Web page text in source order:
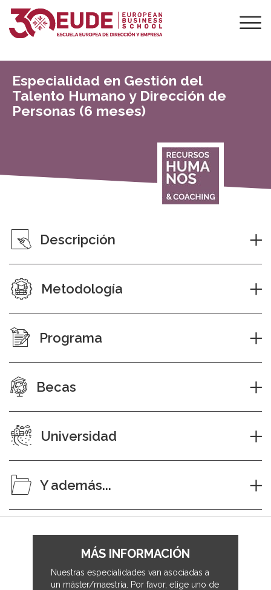
Especialidad en Gestión del
Talento Humano y Dirección de
Personas (6 meses)
Descripción
Metodología
Programa
Becas
Universidad
Y además...
MÁS INFORMACIÓN
Nuestras especialidades van asociadas a
un máster/maestría. Por favor, elige uno de